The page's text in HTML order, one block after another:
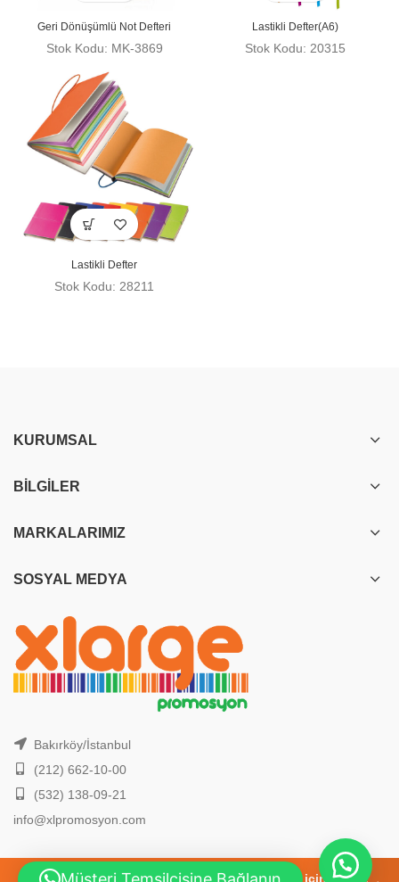
2026 Yılı, En Yeni Promosyon Ürünleri için
Geri Dönüşümlü Not Defteri
Stok Kodu: MK-3869
Lastikli Defter(A6)
Stok Kodu: 20315
Lastikli Defter
Stok Kodu: 28211
KURUMSAL
BILGILER
MARKALARIMIZ
SOSYAL MEDYA
Bakırköy/İstanbul
(212) 662-10-00
(532) 138-09-21
info@xlpromosyon.com